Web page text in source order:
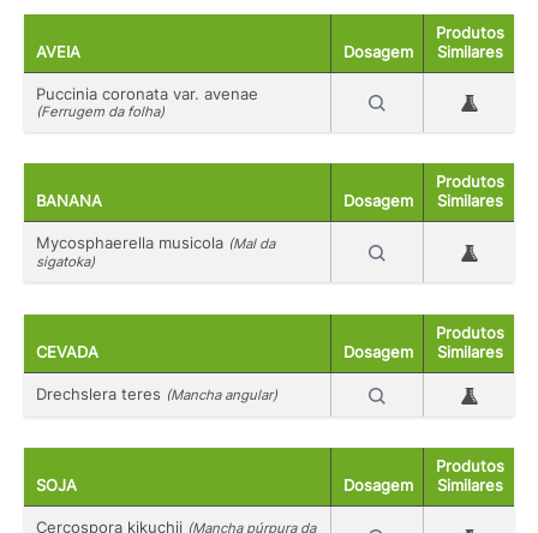
AVEIA Dosagem
Produtos
Similares
Puccinia coronata var. avenae
(Ferrugem da folha)
BANANA Dosagem
Produtos
Similares
Mycosphaerella musicola (Mal da
sigatoka)
CEVADA Dosagem
Produtos
Similares
Drechslera teres (Mancha angular)
SOJA Dosagem
Produtos
Similares
Cercospora kikuchii (Mancha púrpura da